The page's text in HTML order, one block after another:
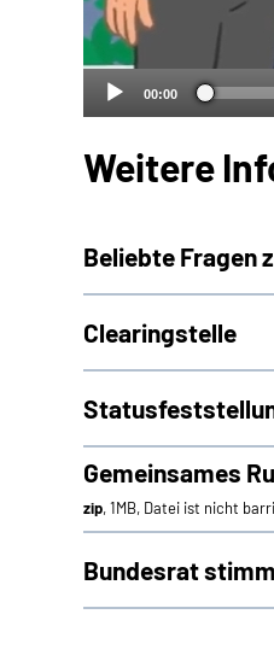
00:00
Weitere
Beliebte Fragen
Clearingstelle
Gemeinsames
zip, 1MB, Datei ist nicht
Bundesrat